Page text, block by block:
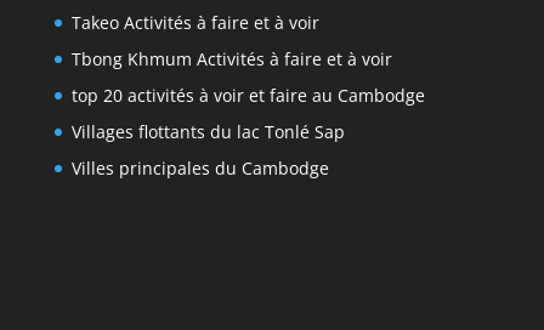
Takeo Activités à faire et à voir
Tbong Khmum Activités à faire et à voir
top 20 activités à voir et faire au Cambodge
Villages flottants du lac Tonlé Sap
Villes principales du Cambodge